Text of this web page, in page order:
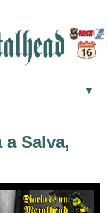
▼
a Salva,